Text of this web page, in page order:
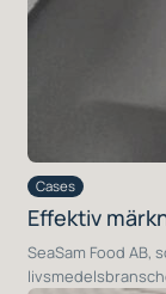
Cases
Effektiv
SeaSam Food